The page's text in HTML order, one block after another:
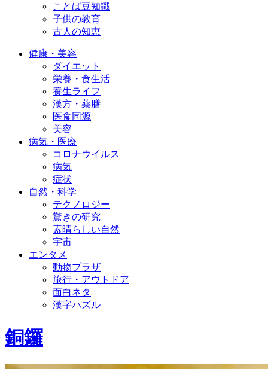
ことば豆知識
子供の教育
古人の知恵
健康・美容
ダイエット
栄養・食生活
養生ライフ
漢方・薬膳
医食同源
美容
病気・医療
コロナウイルス
病気
症状
自然・科学
テクノロジー
驚きの研究
素晴らしい自然
宇宙
エンタメ
動物プラザ
旅行・アウトドア
面白ネタ
漢字パズル
銅鑼